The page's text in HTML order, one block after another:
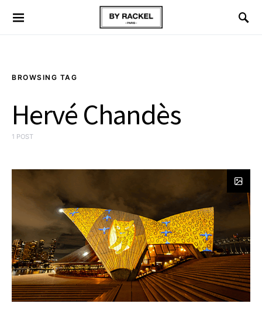
BROWSING TAG
Hervé Chandès
1 POST